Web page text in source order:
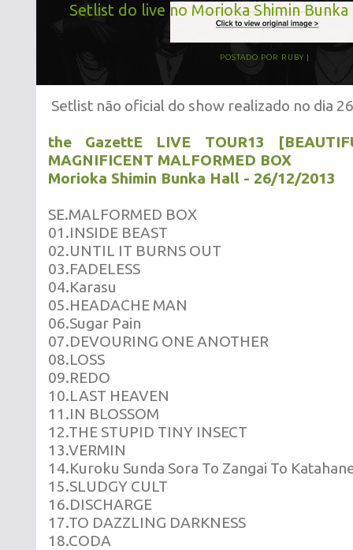
Setlist do live no Morioka Shimin
POSTADO POR RUBY
Setlist não oficial do show realizado no dia
the GazettE LIVE TOUR13
MAGNIFICENT MALFORMED BOX
Morioka Shimin Bunka Hall - 26/12/2013
SE.MALFORMED BOX
01.INSIDE BEAST
02.UNTIL IT BURNS OUT
03.FADELESS
04.Karasu
05.HEADACHE MAN
06.Sugar Pain
07.DEVOURING ONE ANOTHER
08.LOSS
09.REDO
10.LAST HEAVEN
11.IN BLOSSOM
12.THE STUPID TINY INSECT
13.VERMIN
14.Kuroku Sunda Sora To Zangai To
15.SLUDGY CULT
16.DISCHARGE
17.TO DAZZLING DARKNESS
18.CODA